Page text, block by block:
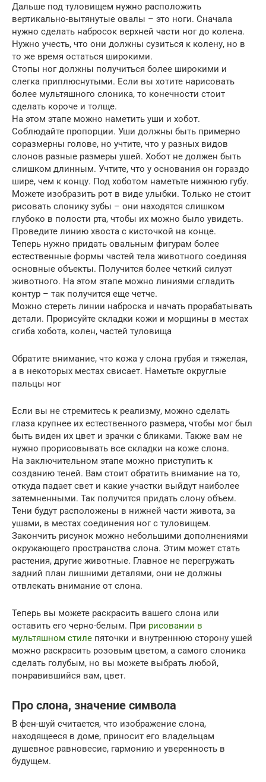
Дальше под туловищем нужно расположить
вертикально-вытянутые овалы – это ноги. Сначала
нужно сделать набросок верхней части ног до колена.
Нужно учесть, что они должны сузиться к колену, но в
то же время остаться широкими.
Стопы ног должны получиться более широкими и
слегка приплюснутыми. Если вы хотите нарисовать
более мультяшного слоника, то конечности стоит
сделать короче и толще.
На этом этапе можно наметить уши и хобот.
Соблюдайте пропорции. Уши должны быть примерно
соразмерны голове, но учтите, что у разных видов
слонов разные размеры ушей. Хобот не должен быть
слишком длинным. Учтите, что у основания он гораздо
шире, чем к концу. Под хоботом наметьте нижнюю губу.
Можете изобразить рот в виде улыбки. Только не стоит
рисовать слонику зубы – они находятся слишком
глубоко в полости рта, чтобы их можно было увидеть.
Проведите линию хвоста с кисточкой на конце.
Теперь нужно придать овальным фигурам более
естественные формы частей тела животного соединяя
основные объекты. Получится более четкий силуэт
животного. На этом этапе можно линиями сгладить
контур – так получится еще четче.
Можно стереть линии наброска и начать прорабатывать
детали. Прорисуйте складки кожи и морщины в местах
сгиба хобота, колен, частей туловища
Обратите внимание, что кожа у слона грубая и тяжелая,
а в некоторых местах свисает. Наметьте округлые
пальцы ног
Если вы не стремитесь к реализму, можно сделать
глаза крупнее их естественного размера, чтобы мог был
быть виден их цвет и зрачки с бликами. Также вам не
нужно прорисовывать все складки на коже слона.
На заключительном этапе можно приступить к
созданию теней. Вам стоит обратить внимание на то,
откуда падает свет и какие участки выйдут наиболее
затемненными. Так получится придать слону объем.
Тени будут расположены в нижней части живота, за
ушами, в местах соединения ног с туловищем.
Закончить рисунок можно небольшими дополнениями
окружающего пространства слона. Этим может стать
растения, другие животные. Главное не перегружать
задний план лишними деталями, они не должны
отвлекать внимание от слона.
Теперь вы можете раскрасить вашего слона или
оставить его черно-белым. При рисовании в
мультяшном стиле пяточки и внутреннюю сторону ушей
можно раскрасить розовым цветом, а самого слоника
сделать голубым, но вы можете выбрать любой,
понравившийся вам, цвет.
Про слона, значение символа
В фен-шуй считается, что изображение слона,
находящееся в доме, приносит его владельцам
душевное равновесие, гармонию и уверенность в
будущем.